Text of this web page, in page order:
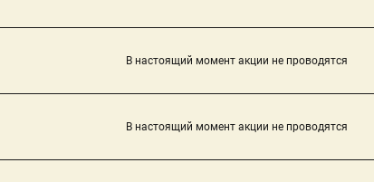
В настоящий момент акции не проводятся
В настоящий момент акции не проводятся